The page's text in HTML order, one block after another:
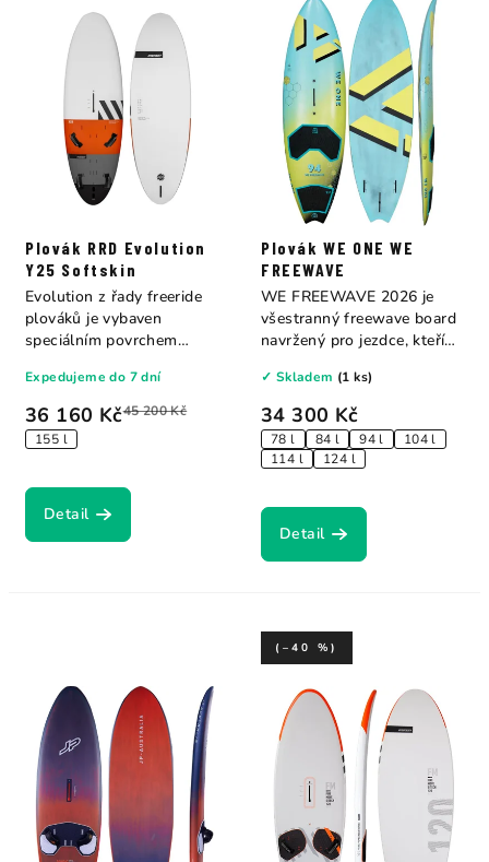
Plovák RRD Evolution
Y25 Softskin
36 160 Kč45 200 Kč
155 l
Expedujeme do 7 dní
Detail
Evolution z řady freeride
plováků je vybaven
speciálním povrchem
Plovák WE ONE WE
FREEWAVE
34 300 Kč
78 l 84 l 94 l
104 l
114 l
124 l
✓ Skladem (1 ks)
Detail
WE FREEWAVE 2026 je
všestranný freewave board
navržený pro jezdce, kteří
(–40 %)